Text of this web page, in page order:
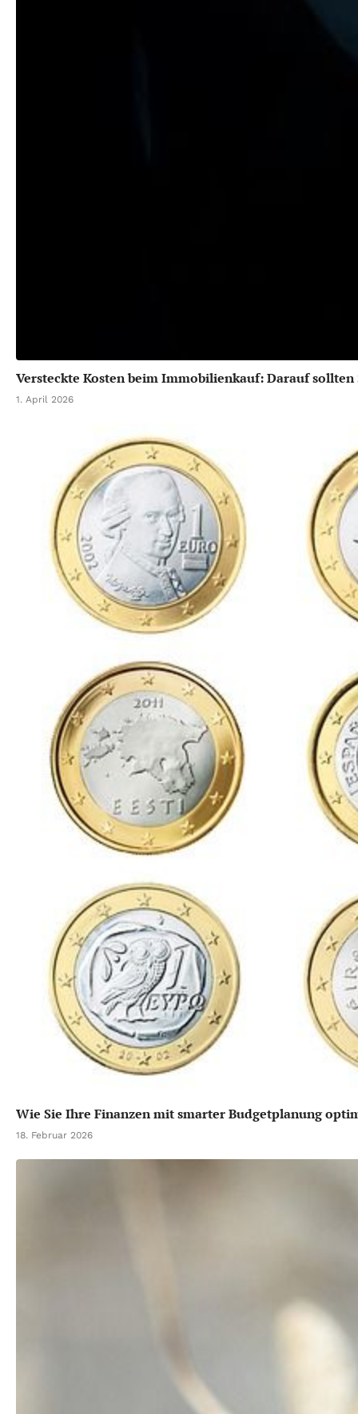
Versteckte Kosten beim Immobilienkauf: Darauf sollten
1. April 2026
Wie Sie Ihre Finanzen mit smarter Budgetplanung
18. Februar 2026